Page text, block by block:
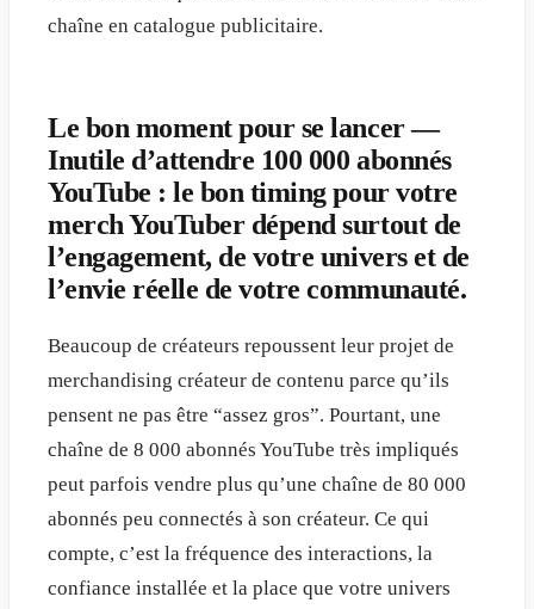
chaîne en catalogue publicitaire.
Le bon moment pour se lancer —
Inutile d’attendre 100 000 abonnés
YouTube : le bon timing pour votre
merch YouTuber dépend surtout de
l’engagement, de votre univers et de
l’envie réelle de votre communauté.
Beaucoup de créateurs repoussent leur projet de
merchandising créateur de contenu parce qu’ils
pensent ne pas être “assez gros”. Pourtant, une
chaîne de 8 000 abonnés YouTube très impliqués
peut parfois vendre plus qu’une chaîne de 80 000
abonnés peu connectés à son créateur. Ce qui
compte, c’est la fréquence des interactions, la
confiance installée et la place que votre univers